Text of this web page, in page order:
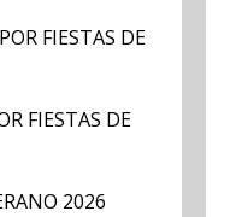
FIESTAS DE
FIESTAS DE
2026